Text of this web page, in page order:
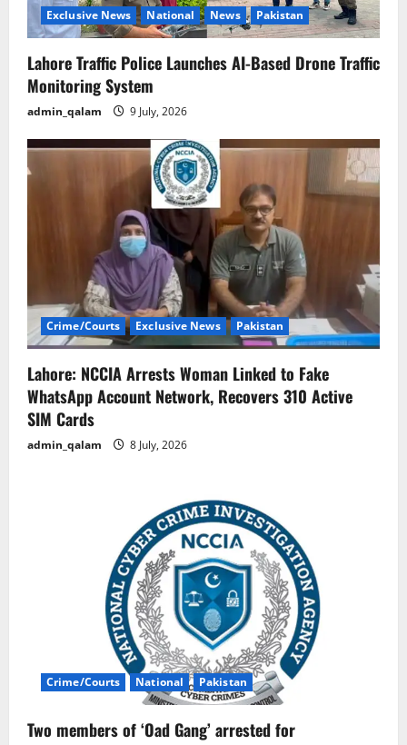
Exclusive News National News Pakistan
Lahore Traffic Police Launches AI-Based Drone Traffic
Monitoring System
admin_qalam 9 July, 2026
Crime/Courts Exclusive News Pakistan
Lahore: NCCIA Arrests Woman Linked to Fake
WhatsApp Account Network, Recovers 310 Active
SIM Cards
admin_qalam 8 July, 2026
Crime/Courts National Pakistan
Two members of ‘Oad Gang’ arrested for